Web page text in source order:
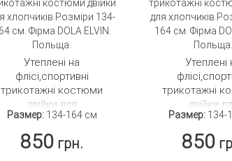
Утеплені на
флісі,спортивні
трикотажні костюми
двійки для
хлопчиків.Розміри 134-
164 см. Фірма DOLA
ELVIN. Польща.
Размер: 134-164 см
850 грн.
ПОДРОБНЕЕ
Утеплені
трикотажні
двійки
164 см. Фірма
ELVIN.
Размер: 134-
850